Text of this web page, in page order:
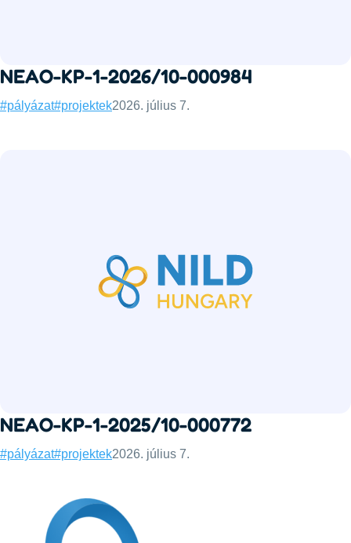
NEAO-KP-1-2026/10-000984
Categories:
#pályázat#projektekPublished:
2026. július 7.
NEAO-KP-1-2025/10-000772
Categories:
#pályázat#projektekPublished:
2026. július 7.